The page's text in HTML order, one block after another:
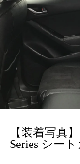
【装着写真
Series シー